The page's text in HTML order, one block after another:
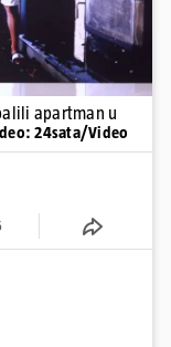
apartman u
24sata/Video